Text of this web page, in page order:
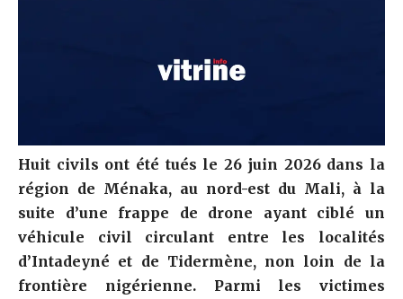
Huit civils ont été tués le 26 juin 2026 dans la
région de Ménaka, au nord-est du Mali, à la
suite d’une frappe de drone ayant ciblé un
véhicule civil circulant entre les localités
d’Intadeyné et de Tidermène, non loin de la
frontière nigérienne. Parmi les victimes